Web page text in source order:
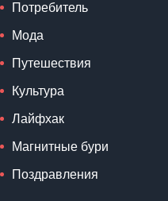
Потребитель
Мода
Путешествия
Культура
Лайфхак
Магнитные бури
Поздравления